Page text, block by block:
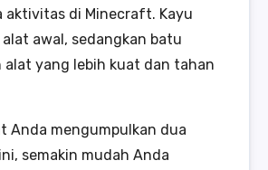
aktivitas di Minecraft. Kayu
awal, sedangkan batu
alat yang lebih kuat dan tahan
Anda mengumpulkan dua
semakin mudah Anda